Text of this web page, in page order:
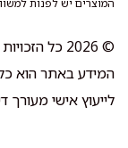
המוצרים יש לפנות
© 2026 כל הזכויות שמורות לאדלר, ברגמן, גור ושות'
המידע באתר הוא
לייעוץ אישי מעורך